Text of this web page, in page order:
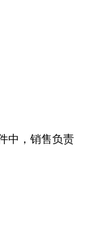
中，销售负责